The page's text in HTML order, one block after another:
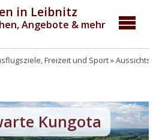
in Leibnitz
Angebote & mehr
Freizeit und Sport
Kungota